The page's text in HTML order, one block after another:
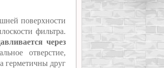
поверхности
фильтра.
через
отверстие,
герметичны друг